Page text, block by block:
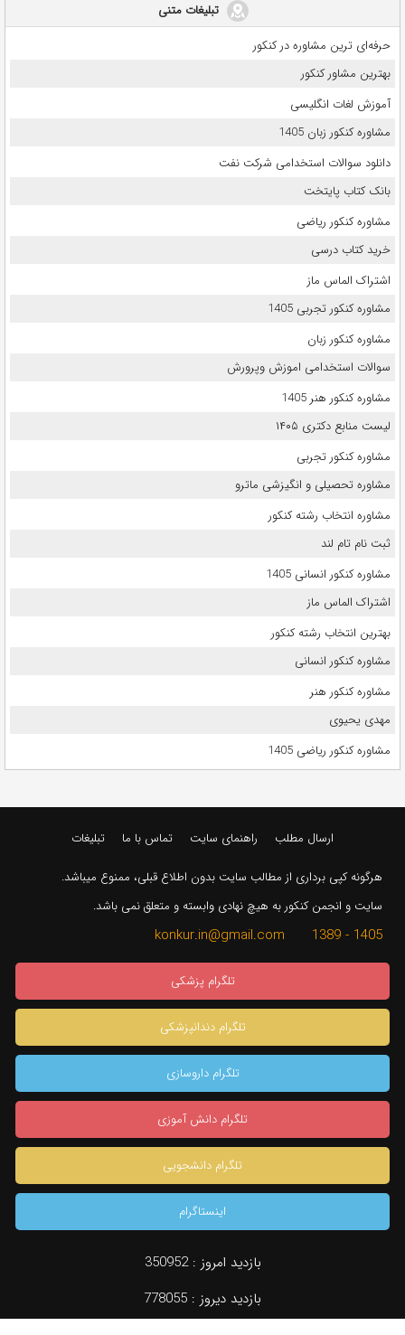
جستجو
تبلیغات متنی
حرفه‌ای ترین مشاوره در کنکور
بهترین مشاور کنکور
آموزش لغات انگلیسی
مشاوره کنکور زبان 1405
دانلود سوالات استخدامی شرکت نفت
بانک کتاب پایتخت
مشاوره کنکور ریاضی
خرید کتاب درسی
اشتراک الماس ماز
مشاوره کنکور تجربی 1405
مشاوره کنکور زبان
سوالات استخدامی اموزش وپرورش
مشاوره کنکور هنر 1405
لیست منابع دکتری ۱۴۰۵
مشاوره کنکور تجربی
مشاوره تحصیلی و انگیزشی ماترو
مشاوره انتخاب رشته کنکور
ثبت نام تام لند
مشاوره کنکور انسانی 1405
اشتراک الماس ماز
بهترین انتخاب رشته کنکور
مشاوره کنکور انسانی
مشاوره کنکور هنر
مهدی یحیوی
مشاوره کنکور ریاضی 1405
ارسال مطلب راهنمای سایت تماس با ما تبلیغات
هرگونه کپی برداری از مطالب سایت بدون اطلاع قبلی، ممنوع میباشد.
سایت و انجمن کنکور به هیچ نهادی وابسته و متعلق نمی باشد.
1405 - 1389 konkur.in@gmail.com
تلگرام پزشکی
تلگرام دندانپزشکی
تلگرام داروسازی
تلگرام دانش آموزی
تلگرام دانشجویی
اینستاگرام
بازدید امروز :350952
بازدید دیروز : 778055